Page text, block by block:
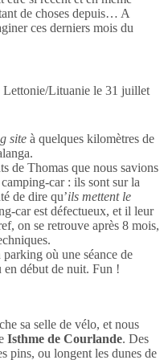
de choses depuis… A
ces derniers mois du
Lettonie/Lituanie le 31 juillet
site à quelques kilomètres de
de Thomas que nous savions
car : ils sont sur la
de dire qu’ils mettent le
car est défectueux, et il leur
on se retrouve après 8 mois,
où une séance de
en début de nuit. Fun !
sa selle de vélo, et nous
Isthme de Courlande. Des
pins, ou longent les dunes de